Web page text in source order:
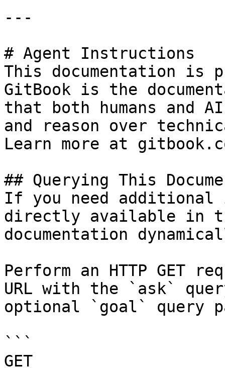
---
# Agent Instructions
This documentation is
GitBook is the
that both humans and
and reason over
Learn more at
## Querying This
If you need
directly available in
documentation
Perform an HTTP GET
URL with the `ask`
optional `goal` query
```
GET